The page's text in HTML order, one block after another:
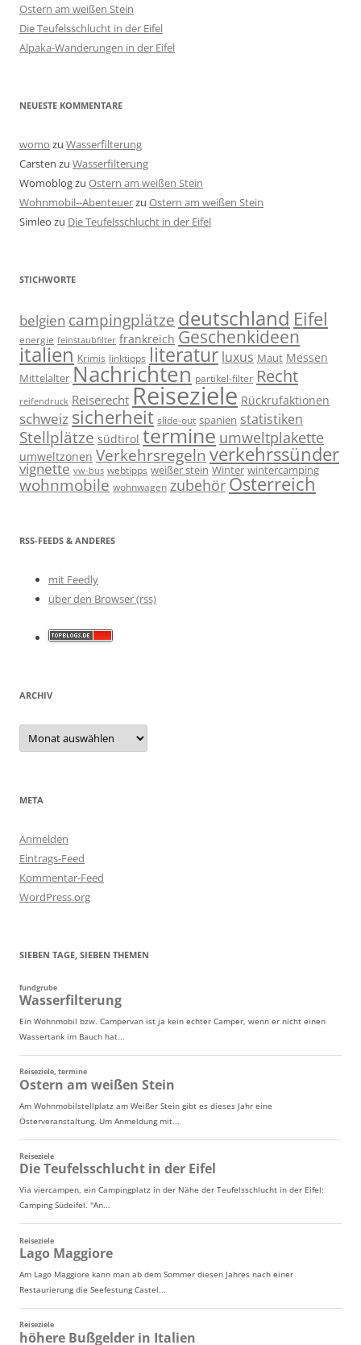
Ostern am weißen Stein
Die Teufelsschlucht in der Eifel
Alpaka-Wanderungen in der Eifel
NEUESTE KOMMENTARE
womo zu Wasserfilterung
Carsten zu Wasserfilterung
Womoblogzu Ostern am weißen Stein
Wohnmobil--Abenteuerzu Ostern am weißen Stein
Simleo zu Die Teufelsschlucht in der Eifel
STICHWORTE
belgien campingplätze deutschland Eifel
energie feinstaubfilter frankreich Geschenkideen
italien Krimis linktipps literatur luxus Maut Messen
Mittelalter Nachrichten partikel-filter Recht
reifendruck Reiserecht Reiseziele Rückrufaktionen
schweiz sicherheit slide-out spanien statistiken
Stellplätze südtirol termine umweltplakette
umweltzonen Verkehrsregeln verkehrssünder
vignette vw-bus webtipps weißer stein Winter wintercamping
wohnmobile wohnwagen zubehör Österreich
RSS-FEEDS & ANDERES
mit Feedly
über den Browser (rss)
ARCHIV
Archiv
META
Anmelden
Eintrags-Feed
Kommentar-Feed
WordPress.org
SIEBEN TAGE, SIEBEN THEMEN